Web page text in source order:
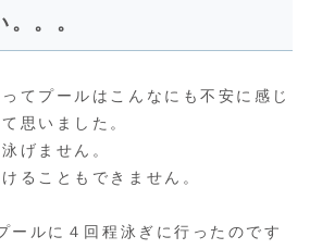
。。
てプールはこんなにも不安に感じ
思いました。
げません。
ることもできません。
ールに４回程泳ぎに行ったのです